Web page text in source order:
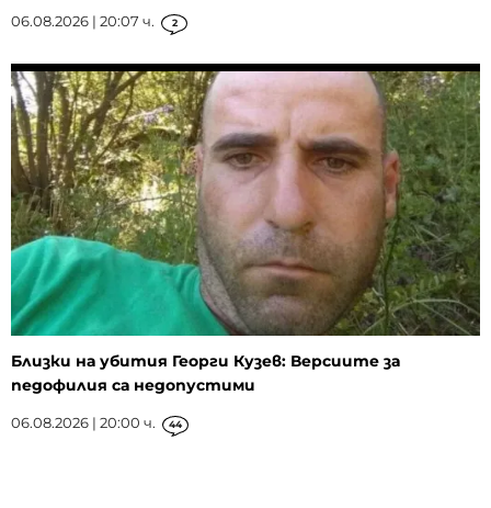
06.08.2026 | 20:07 ч. 2
Близки на убития Георги Кузев: Версиите за
педофилия са недопустими
06.08.2026 | 20:00 ч. 44